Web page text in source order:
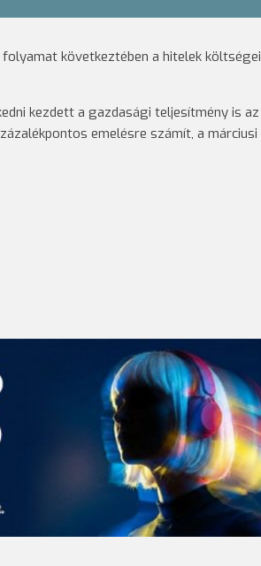
következtében a hitelek költségei
kezdett a gazdasági teljesítmény is az
emelésre számít, a márciusi